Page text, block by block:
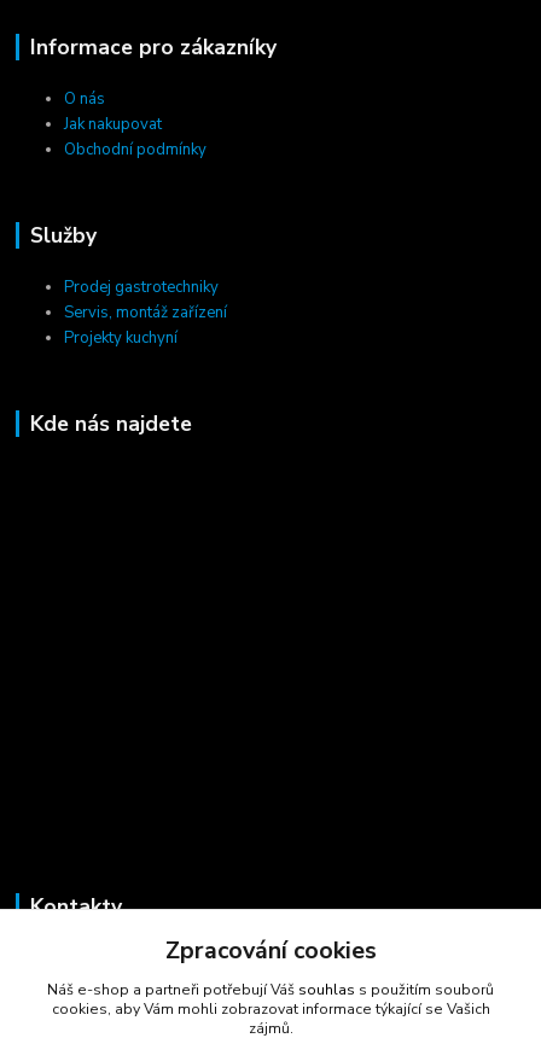
Informace pro zákazníky
O nás
Jak nakupovat
Obchodní podmínky
Služby
Prodej gastrotechniky
Servis, montáž zařízení
Projekty kuchyní
Kde nás najdete
Kontakty
+420 723 725 881
(Po-Pá, 8-16 hod.)
Zpracování cookies
Náš e-shop a partneři potřebují Váš souhlas s použitím souborů
cookies, aby Vám mohli zobrazovat informace týkající se Vašich
zájmů.